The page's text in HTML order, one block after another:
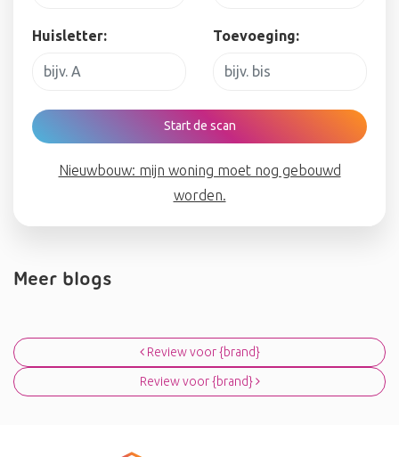
Huisletter: Toevoeging:
Start de scan
Nieuwbouw: mijn woning moet nog gebouwd
worden.
Meer blogs
Review voor {brand}
Review voor {brand}